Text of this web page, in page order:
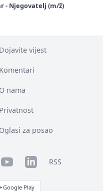
- Njegovatelj (m/ž)
Dojavite vijest
Komentari
O nama
Privatnost
Oglasi za posao
YouTubeLinkedInRSS
Google Play